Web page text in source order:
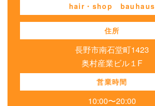
hair・shop bauhaus
住所
長野市南石堂町1423
奥村産業ビル１F
営業時間
10:00〜20:00